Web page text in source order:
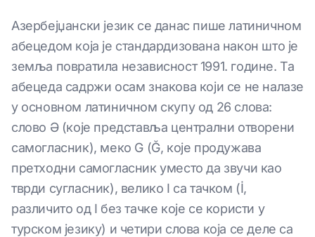
Азербејџански језик се данас пише латиничном
абецедом која је стандардизована након што је
земља повратила независност 1991. године. Та
абецеда садржи осам знакова који се не налазе
у основном латиничном скупу од 26 слова:
слово Ə (које представља централни отворени
самогласник), меко G (Ğ, које продужава
претходни самогласник уместо да звучи као
тврди сугласник), велико I са тачком (İ,
различито од I без тачке које се користи у
турском језику) и четири слова која се деле са